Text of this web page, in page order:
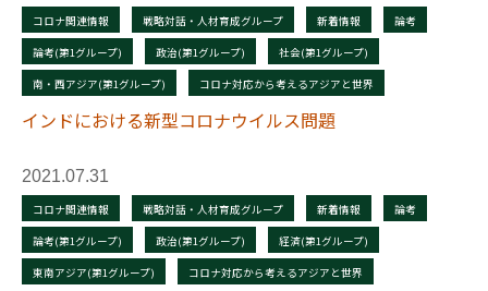
コロナ関連情報 戦略対話・人材育成グループ 新着情報 論考
論考(第1グループ) 政治(第1グループ) 社会(第1グループ)
南・西アジア(第1グループ) コロナ対応から考えるアジアと世界
インドにおける新型コロナウイルス問題
2021.07.31
コロナ関連情報 戦略対話・人材育成グループ 新着情報 論考
論考(第1グループ) 政治(第1グループ) 経済(第1グループ)
東南アジア(第1グループ) コロナ対応から考えるアジアと世界